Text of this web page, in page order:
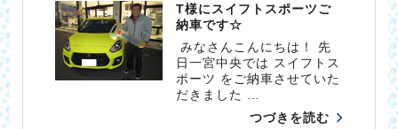
T様にスイフトスポーツご
納車です☆
みなさんこんにちは！ 先
日一宮中央では スイフトス
ポーツ をご納車させていた
だきました …
つづきを読む